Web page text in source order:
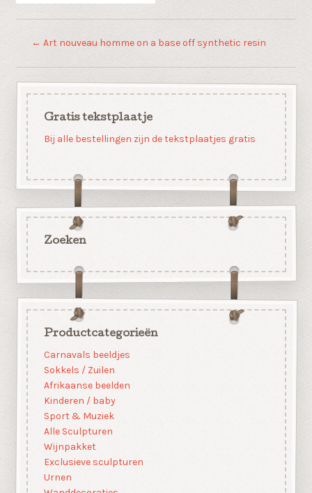
← Art nouveau homme on a base off synthetic resin
Gratis tekstplaatje
Bij alle bestellingen zijn de tekstplaatjes gratis
Zoeken
Productcategorieën
Carnavals beeldjes
Sokkels / Zuilen
Afrikaanse beelden
Kinderen / baby
Sport & Muziek
Alle Sculpturen
Wijnpakket
Exclusieve sculpturen
Urnen